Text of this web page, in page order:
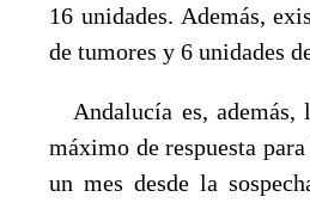
16 unidades. Además,
de tumores y 6 unidades
Andalucía es, además,
máximo de respuesta
un mes desde la